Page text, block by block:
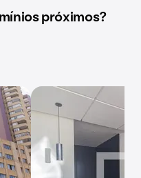
próximos?